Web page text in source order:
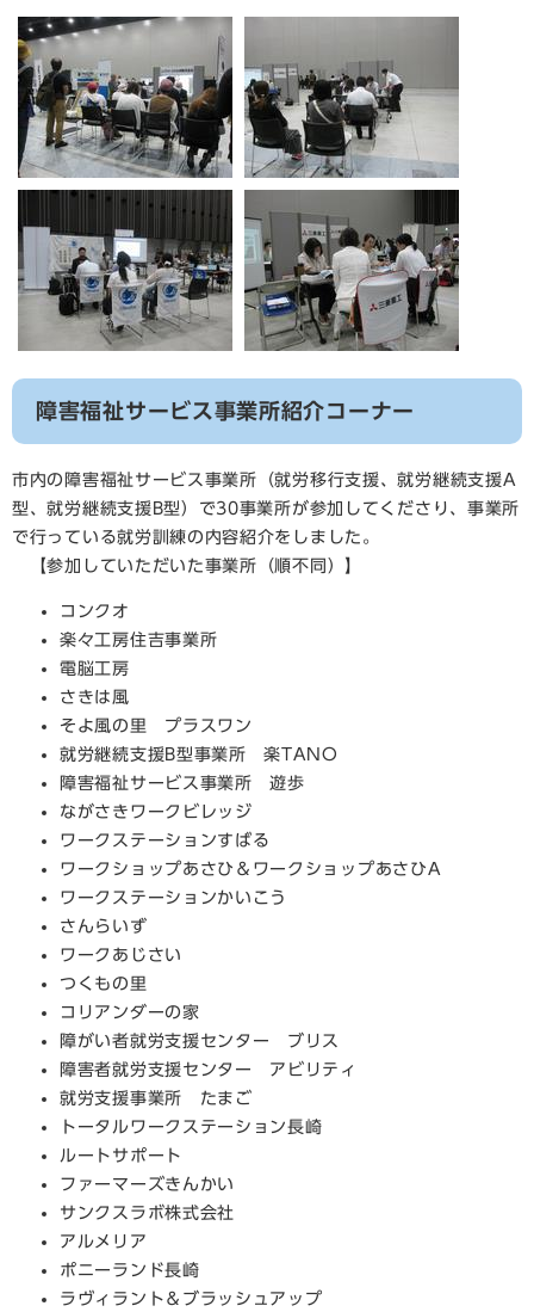
障害福祉サービス事業所紹介コーナー
市内の障害福祉サービス事業所（就労移行支援、就労継続支援A
型、就労継続支援B型）で30事業所が参加してくださり、事業所
で行っている就労訓練の内容紹介をしました。
【参加していただいた事業所（順不同）】
コンクオ
楽々工房住吉事業所
電脳工房
さきは風
そよ風の里 プラスワン
就労継続支援B型事業所 楽TANO
障害福祉サービス事業所 遊歩
ながさきワークビレッジ
ワークステーションすばる
ワークショップあさひ＆ワークショップあさひA
ワークステーションかいこう
さんらいず
ワークあじさい
つくもの里
コリアンダーの家
障がい者就労支援センター ブリス
障害者就労支援センター アビリティ
就労支援事業所 たまご
トータルワークステーション長崎
ルートサポート
ファーマーズきんかい
サンクスラボ株式会社
アルメリア
ポニーランド長崎
ラヴィラント＆ブラッシュアップ